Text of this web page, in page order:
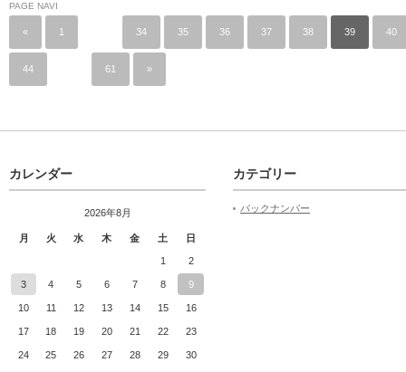
PAGE NAVI
« 1 34 35 36 37 38 39 40
44 61 »
カレンダー
2026年8月
月 火 水 木 金 土 日
1 2
3 4 5 6 7 8 9
10 11 12 13 14 15 16
17 18 19 20 21 22 23
24 25 26 27 28 29 30
カテゴリー
バックナンバー